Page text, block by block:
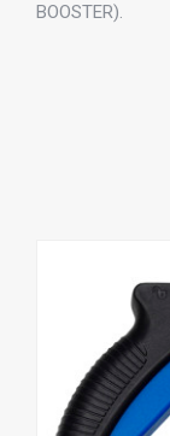
BOOSTER).